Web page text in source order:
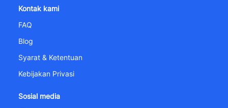
Kontak kami
FAQ
Blog
Syarat & Ketentuan
Kebijakan Privasi
Sosial media